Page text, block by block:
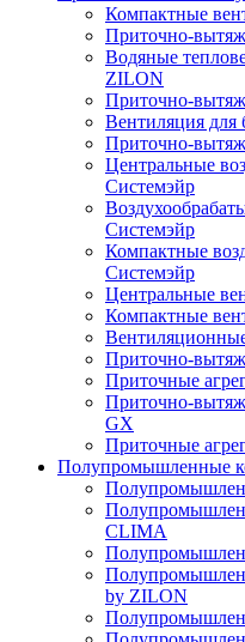
Компактные
Приточно-
Водяные
ZILON
Приточно-
Вентиляция для
Приточно-
Центральные
Системэйр
Системэйр
Компактные
Системэйр
Центральные
Компактные
Приточно-
Приточные
Приточно-
GX
Приточные
Полупромышленные
CLIMA
by ZILON